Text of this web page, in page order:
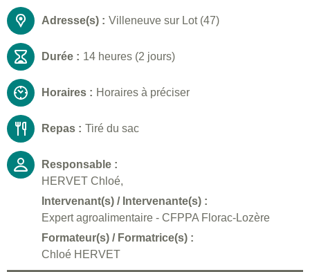
Adresse(s) : Villeneuve sur Lot (47)
Durée : 14 heures (2 jours)
Horaires : Horaires à préciser
Repas : Tiré du sac
Responsable :
HERVET Chloé,
Intervenant(s) / Intervenante(s) :
Expert agroalimentaire - CFPPA Florac-Lozère
Formateur(s) / Formatrice(s) :
Chloé HERVET